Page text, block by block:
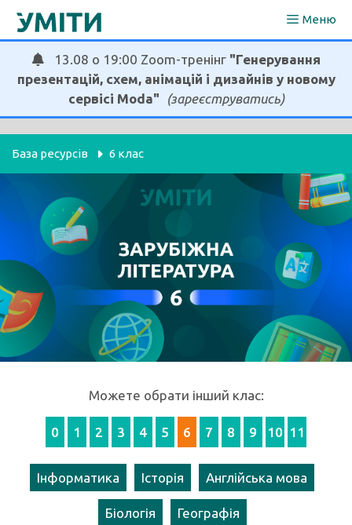
Перейти
Меню
13.08 о 19:00 Zoom-тренінг "Генерування
презентацій, схем, анімацій і дизайнів у новому
сервісі Moda"
(зареєструватись)
База ресурсів 6 клас
Можете обрати інший клас:
0 1 2 3 4 5 6 7 8 9 10 11
Інформатика Історія Англійська мова
Біологія Географія